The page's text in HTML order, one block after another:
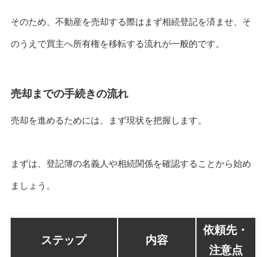
そのため、不動産を売却する際はまず相続登記を済ませ、そ
のうえで買主へ所有権を移転する流れが一般的です。
売却までの手続きの流れ
売却を進めるためには、まず現状を把握します。
まずは、登記簿の名義人や相続関係を確認することから始め
ましょう。
ステップ 内容
依頼先・
注意点